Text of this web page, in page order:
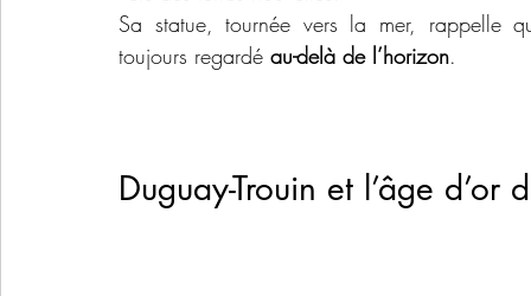
Sa statue, tournée vers la mer, rappelle
toujours regardé au-delà de l’horizon.
Duguay-Trouin et l’âge d’or